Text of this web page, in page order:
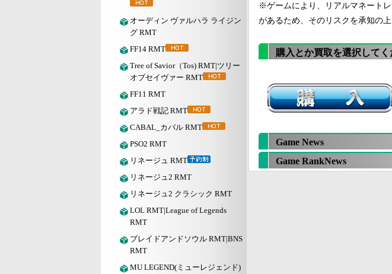
オーディン ヴァルハラ ライジン
グ RMT
FF14 RMT
Tree of Savior（Tos) RMT|ツリー
オブセイヴァー RMT
FF11 RMT
アラド戦記 RMT
CABAL_カバル RMT
PSO2 RMT
リネージュ RMT
リネージュ2 RMT
リネージュ2 クラシック RMT
LOL RMT|League of Legends
RMT
ブレイドアンドソウル RMT|BNS
RMT
MU LEGEND(ミューレジェンド)
※ゲームにより、リアルマネート
があるため、そのリスクを承知の
購入とか買取を選択してく
Game News
Game RankNews